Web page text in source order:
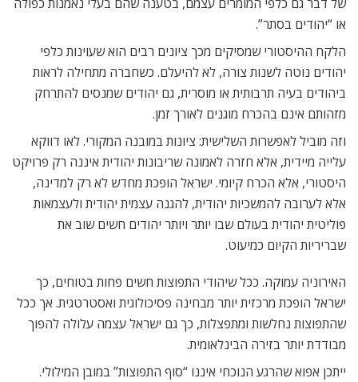
או “יהודים בסתר”.
הלקח ההיסטורי שמסיקים מכך ציונים רבים הוא שעוינות כלפי
יהודים נוטה לשנות צורה, לא להיעלם. כשחברה מתחילה לראות
ביהודים בעיה תרבותית או מוסרית, גם יהודים שמנסים להתרחק
מזהותם אינם בהכרח מוגנים לאורך זמן.
וזה מוביל לאפשרות השלישית: ציונות במובנה המקורי. לאו דווקא
עלייה מיידית, אלא חזרה לאמונה שריבונות יהודית איננה רק פרויקט
היסטורי, אלא הכרח קיומי. ישראל הופכת מחדש לא רק למדינה,
אלא לערובה להמשכיות יהודית, להגנה עצמית יהודית ולעצמאות
פוליטית יהודית בעולם שבו יותר ויותר יהודים חשים שוב את
שבריריות הקיום כמיעוט.
האירוניה עמוקה. ככל שיהודי התפוצות חשים פחות בטוחים, כך
ישראל הופכת מרכזית יותר מבחינה פסיכולוגית ואסטרטגית. אך ככל
שהתפוצות נחלשות ומתפצלות, כך גם ישראל עצמה עלולה להפוך
מבודדת יותר בזירה הבינלאומית.
ייתכן אפוא שהרגע הנוכחי איננו “סוף התפוצות” במובן המילולי.